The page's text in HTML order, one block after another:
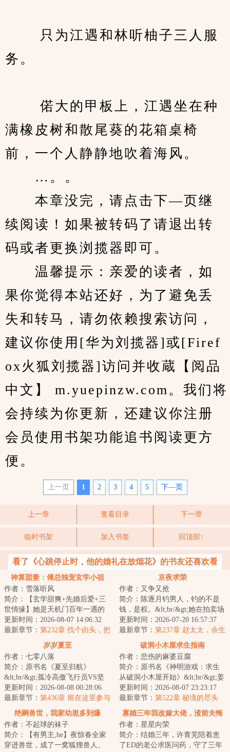
只为江遇和林听柚子三人服
务。
偌大的甲板上，江遇坐在种
满橡皮树和散尾葵的花箱桌椅
前，一个人静静地吹着海风。
…。。
本章没完，请点击下—页继
续阅读！如果被转码了请退出转
码或者更换浏揽器即可。
温馨提示：亲爱的读者，如
果你觉得本站还好，为了避免丢
失和转马，请勿依赖搜索访问，
建议你使用[华为刘揽器]或[Firef
ox火狐刘揽器]访问并收蔵【阅品
中文】 m.yuepinzw.com。我们将
会持续为你更新，还建议你注册
会员使用书架功能追书阅读更方
便。
上一页 1 2 3 4 5 下—页
上一章 查看目录 下一章
临时书架 加入书签 回顶部↑
看了《心跳停止时，他的婚礼在放烟花》的书友还喜欢看
神算甜妻：傅总独宠玄学小祖
宗！
作者：雪落听风
简介：【玄学甜爽+先婚后爱+三
世情缘】她是天机门百年一遇的
玄学小天才，天生玄瞳能断阴
阳，却命劫缠身，...
更新时间：2026-08-07 14:06:32
最新章节： 第232章 找个由头，把
京夜求荣
作者：又争又抢
简介：陈逐月钓男人，钓的不是
钱，是权。&lt;br/&gt;她在拍卖场
上，故意勾他，引他。&lt;br/&gt;
雨夜又湿...
更新时间：2026-07-20 16:57:37
最新章节： 第237章 赵太太，余生
有你，请多指教
岁岁夏至
作者：七零八落
简介：原书名《夏至归航》
&lt;br/&gt;孤冷高傲飞行员VS坚
韧励志法语翻译
&lt;br/&gt;&lt;br/&gt;大二那年...
更新时间：2026-08-08 00:28:06
最新章节： 第436章 留在这里参与
救援
破洞小木屋求生指南
作者：悲伤的麻婆豆腐
简介：原书名《神明游戏：求生
从破洞小木屋开始》&lt;br/&gt;姜
莱万万没想到，世界末日这种事
也是让她赶...
更新时间：2026-08-07 23:23:17
最新章节： 第522章 秘境的尽头
绝嗣兽世，我家幼崽多到爆
作者：不起球的袜子
简介：【有男主,he】夜惊春全家
穿进兽世，成了一窝狐狸兽人。
寡婚三年我改嫁大佬，渣前夫悔
进ICU
作者：星星向荣
简介：结婚三年，许青芜陪着患
了ED的老公求医问药，守了三年